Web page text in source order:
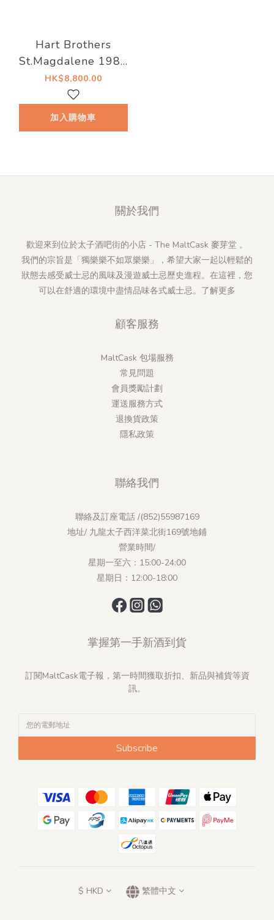
Hart Brothers
St.Magdalene 1982
HK$8,800.00
加入購物車
關於我們
歡迎來到位於太子酒吧街的小店 - The MaltCask 麥芽堂 。
我們的宗旨是「獨樂樂不如眾樂樂」，希望大家一起以輕鬆的
狀態去感受威士忌的風味及漫遊威士忌歷史進程。在這裡，您
可以在舒適的環境中盡情品味各式威士忌。 了解更多
顧客服務
MaltCask 包場服務
常見問題
會員獎勵計劃
運送服務方式
退換貨政策
隱私政策
聯絡我們
聯絡及訂座電話 /(852)55987169
地址/ 九龍太子西洋菜北街169號地鋪
營業時間/
星期一至六：15:00-24:00
星期日：12:00-18:00
掌握第一手新酒到貨
訂閱MaltCask電子報，第一時間獲取折扣、新品與補貨等資
訊。
Subscribe
$ HKD 繁體中文